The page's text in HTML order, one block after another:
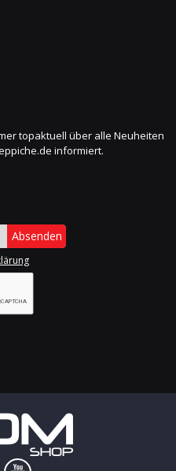
topaktuell über alle Neuheiten
informiert.
Absenden